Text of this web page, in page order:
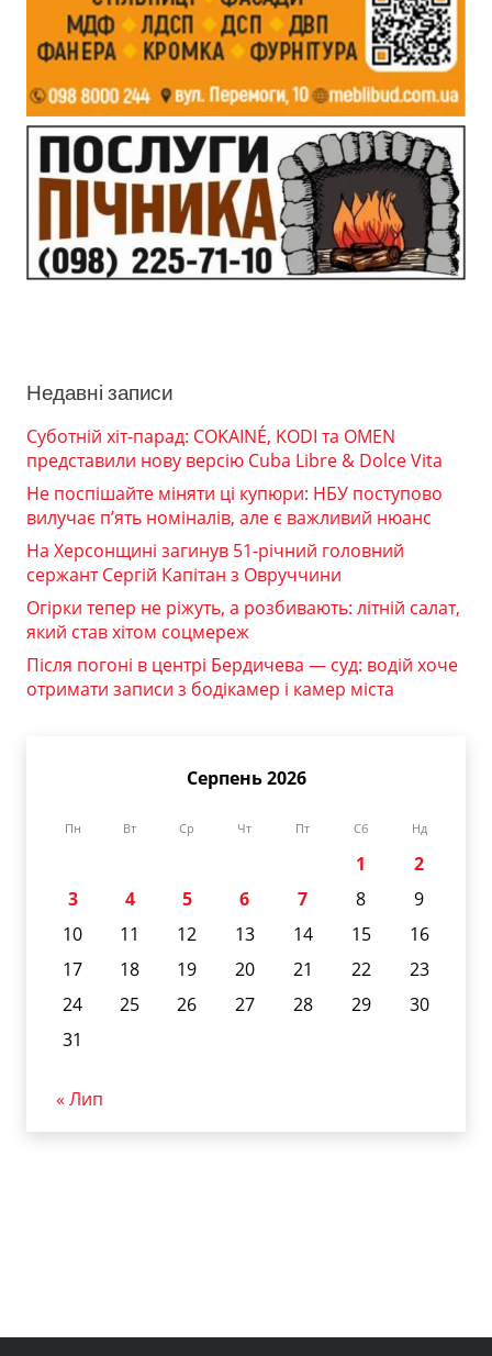
Недавні записи
Суботній хіт-парад: COKAINÉ, KODI та OMEN
представили нову версію Cuba Libre & Dolce Vita
Не поспішайте міняти ці купюри: НБУ поступово
вилучає п’ять номіналів, але є важливий нюанс
На Херсонщині загинув 51-річний головний
сержант Сергій Капітан з Овруччини
Огірки тепер не ріжуть, а розбивають: літній салат,
який став хітом соцмереж
Після погоні в центрі Бердичева — суд: водій хоче
отримати записи з бодікамер і камер міста
Серпень 2026
Пн Вт Ср Чт Пт Сб Нд
1
2
3
4 5 6 7 8
9
10
11 12 13 14 15
16
17
18 19 20 21 22
23
24
25 26 27 28 29
30
31
« Лип